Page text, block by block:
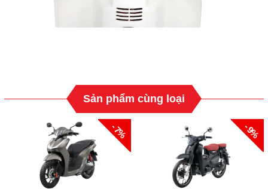
Sản phẩm cùng loại
- 7% - 9%